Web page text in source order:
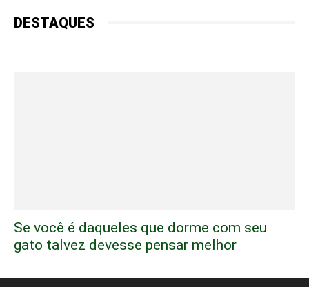
DESTAQUES
Se você é daqueles que dorme com seu
gato talvez devesse pensar melhor